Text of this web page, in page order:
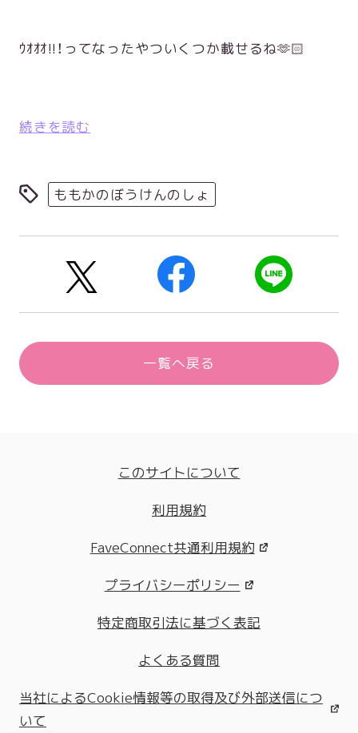
ｳｵｵｵ!!！ってなったやついくつか載せるね🫶🏻
続きを読む
ももかのぼうけんのしょ
一覧へ戻る
このサイトについて
利用規約
FaveConnect共通利用規約
プライバシーポリシー
特定商取引法に基づく表記
よくある質問
当社によるCookie情報等の取得及び外部送信につ
いて